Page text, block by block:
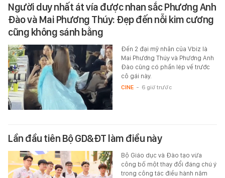
Người duy nhất át vía được nhan sắc Phương Anh
Đào và Mai Phương Thúy: Đẹp đến nỗi kim cương
cũng không sánh bằng
Đến 2 đại mỹ nhân của Vbiz là
Mai Phương Thúy và Phương Anh
Đào cũng có phần lép vế trước
cô gái này.
CINE - 6 giờ trước
Lần đầu tiên Bộ GD&ĐT làm điều này
Bộ Giáo dục và Đào tạo vừa
công bố một thay đổi đáng chú ý
trong công tác điều hành năm